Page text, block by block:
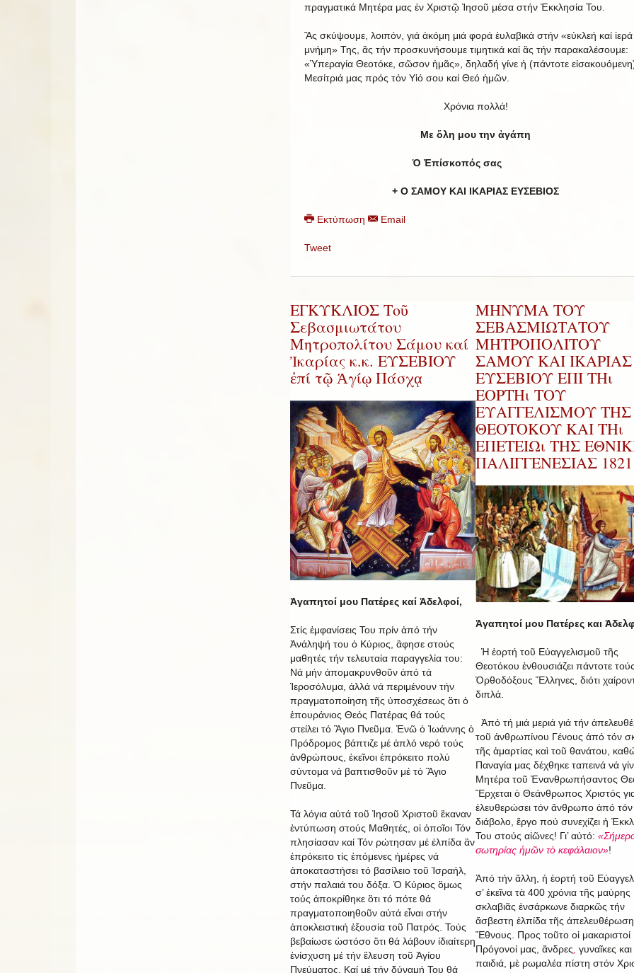
πραγματικά Μητέρα μας ἐν Χριστῷ Ἰησοῦ μέσα στήν Ἐκκλησία Του.
Ἂς σκύψουμε, λοιπόν, γιά ἀκόμη μιά φορά ἐυλαβικά στήν «εὐκλεή καί ἱερά
μνήμη» Της, ἂς τήν προσκυνήσουμε τιμητικά καί ἂς τήν παρακαλέσουμε:
«Ὑπεραγία Θεοτόκε, σῶσον ἡμᾶς», δηλαδή γίνε ἡ (πάντοτε
Μεσίτριά μας πρός τόν Υἱό σου καί Θεό ἡμῶν.
Χρόνια πολλά!
Με ὅλη μου την ἀγάπη
Ὁ Ἐπίσκοπός σας
+ Ο ΣΑΜΟΥ ΚΑΙ ΙΚΑΡΙΑΣ ΕΥΣΕΒΙΟΣ
Εκτύπωση Email
Tweet
ΕΓΚΥΚΛΙΟΣ Τοῦ
Σεβασμιωτάτου
Μητροπολίτου Σάμου καί
Ἰκαρίας κ.κ. ΕΥΣΕΒΙΟΥ
ἐπί τῷ Ἁγίῳ Πάσχᾳ
Ἀγαπητοί μου Πατέρες καί Ἀδελφοί,
Στίς ἐμφανίσεις Του πρίν ἀπό τήν
Ἀνάληψή του ὁ Κύριος, ἂφησε στούς
μαθητές τήν τελευταία παραγγελία του:
Νά μήν ἀπομακρυνθοῦν ἀπό τά
Ἱεροσόλυμα, ἀλλά νά περιμένουν τήν
πραγματοποίηση τῆς ὑποσχέσεως ὃτι ὁ
ἐπουράνιος Θεός Πατέρας θά τούς
στείλει τό Ἃγιο Πνεῦμα. Ἐνῶ ὁ Ἰωάννης ὁ
Πρόδρομος βάπτιζε μέ ἀπλό νερό τούς
ἀνθρώπους, ἐκεῖνοι ἐπρόκειτο πολύ
σύντομα νά βαπτισθοῦν μέ τό Ἃγιο
Πνεῦμα.
Τά λόγια αὐτά τοῦ Ἰησοῦ Χριστοῦ ἒκαναν
ἐντύπωση στούς Μαθητές, οἱ ὁποῖοι Τόν
πλησίασαν καί Τόν ρώτησαν μέ ἐλπίδα ἂν
ἐπρόκειτο τίς ἐπόμενες ἡμέρες νά
ἀποκαταστήσει τό βασίλειο τοῦ Ἰσραήλ,
στήν παλαιά του δόξα. Ὁ Κύριος ὃμως
τούς ἀποκρίθηκε ὃτι τό πότε θά
πραγματοποιηθοῦν αὐτά εἶναι στήν
ἀποκλειστική ἐξουσία τοῦ Πατρός. Τούς
βεβαίωσε ὡστόσο ὃτι θά λάβουν ἰδιαίτερη
ἐνίσχυση μέ τήν ἒλευση τοῦ Ἁγίου
Πνεύματος. Καί μέ τήν δύναμή Του θά
ΜΗΝΥΜΑ ΤΟΥ
ΣΕΒΑΣΜΙΩΤΑΤΟΥ
ΜΗΤΡΟΠΟΛΙΤΟΥ
ΣΑΜΟΥ ΚΑΙ ΙΚΑΡΙΑΣ
ΕΥΣΕΒΙΟΥ ΕΠΙ ΤΗι
ΕΟΡΤΗι ΤΟΥ
ΕΥΑΓΓΕΛΙΣΜΟΥ ΤΗΣ
ΘΕΟΤΟΚΟΥ ΚΑΙ ΤΗι
ΕΠΕΤΕΙΩι ΤΗΣ
ΠΑΛΙΓΓΕΝΕΣΙΑΣ 1821
Ἀγαπητοί μου Πατέρες και
Ἡ ἑορτή τοῦ Εὐαγγελισμοῦ τῆς
Θεοτόκου ἐνθουσιάζει πάντοτε
Ὀρθοδόξους Ἕλληνες, διότι
διπλά.
Ἀπό τή μιά μεριά γιά τήν
τοῦ ἀνθρωπίνου Γένους ἀπό τόν
τῆς ἁμαρτίας καὶ τοῦ θανάτου,
Παναγία μας δέχθηκε ταπεινά νά
Μητέρα τοῦ Ἐνανθρωπήσαντος
Ἔρχεται ὁ Θεάνθρωπος Χριστός
ἐλευθερώσει τόν ἄνθρωπο ἀπό τόν
διάβολο, ἔργο πού συνεχίζει ἡ
Του στούς αἰῶνες! Γι’ αὐτό:
σωτηρίας ἡμῶν τὸ κεφάλαιον»!
Ἀπό τήν ἄλλη, ἡ ἑορτή τοῦ
σ’ ἐκεῖνα τὰ 400 χρόνια τῆς μαύρης
σκλαβιᾶς ἐνσάρκωνε διαρκῶς τήν
ἄσβεστη ἐλπίδα τῆς
Ἔθνους. Προς τοῦτο οἱ μακαριστοί
Πρόγονοί μας, ἄνδρες γυναῖκες και
παιδιά, μὲ ρωμαλέα πίστη στόν